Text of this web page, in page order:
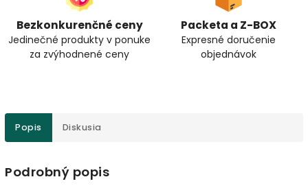
Bezkonkurenčné ceny
Jedinečné produkty v ponuke
za zvýhodnené ceny
Packeta a Z-BOX
Expresné doručenie
objednávok
Popis Diskusia
Podrobný popis